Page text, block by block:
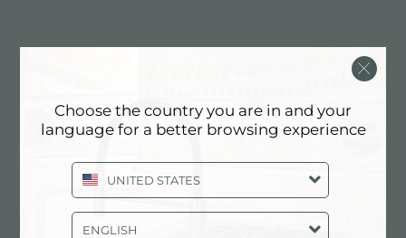
Choose the country you are in and your
language for a better browsing experience
UNITED STATES
ENGLISH